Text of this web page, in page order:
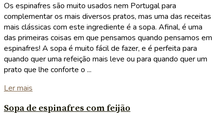
Os espinafres são muito usados nem Portugal para
complementar os mais diversos pratos, mas uma das receitas
mais clássicas com este ingrediente é a sopa. Afinal, é uma
das primeiras coisas em que pensamos quando pensamos em
espinafres! A sopa é muito fácil de fazer, e é perfeita para
quando quer uma refeição mais leve ou para quando quer um
prato que lhe conforte o ...
Ler mais
Sopa de espinafres com feijão